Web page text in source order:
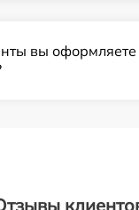
вы оформляете